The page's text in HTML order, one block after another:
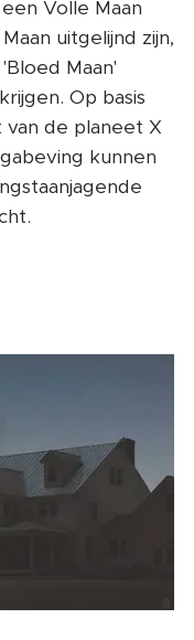
Volle Maan
uitgelijnd zijn,
Maan'
Op basis
de planeet X
kunnen